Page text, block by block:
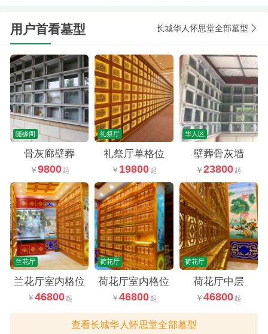
用户首看墓型 长城华人怀思堂全部墓型
随缘阁
骨灰廊壁葬
9800
礼祭厅
礼祭厅单格位
19800
华人区
壁葬骨灰墙
23800
兰花厅
兰花厅室内格位
46800
荷花厅
荷花厅室内格位
46800
荷花厅
荷花厅中层
46800
查看长城华人怀思堂全部墓型